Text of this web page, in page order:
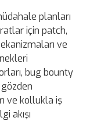
planları
için patch,
ve
bug bounty
ve kollukla iş
akışı